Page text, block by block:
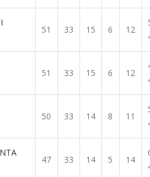
51 33 15 6 12
51 33 15 6 12
50 33 14 8 11
47 33 14 5 14